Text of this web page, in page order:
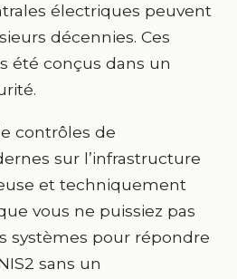
électriques peuvent
décennies. Ces
été conçus dans un
contrôles de
sur l’infrastructure
et techniquement
vous ne puissiez pas
systèmes pour répondre
sans un